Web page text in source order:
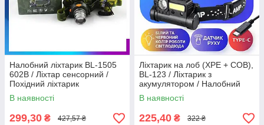
Налобний ліхтарик BL-1505
602B / Ліхтар сенсорний /
Похідний ліхтарик
В наявності
299,30 ₴ 427,57 ₴
Ліхтарик на лоб (XPE + COB),
BL-123 / Ліхтарик з
акумулятором / Налобний
ліхтар з датчиком руху /
Світлодіодний ліхтарик на
голову
В наявності
225,40 ₴ 322 ₴